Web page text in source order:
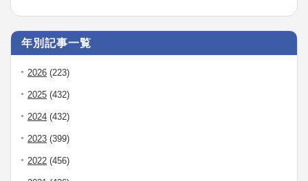
年別記事一覧
2026 (223)
2025 (432)
2024 (432)
2023 (399)
2022 (456)